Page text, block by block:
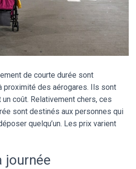
de courte durée sont
proximité des aérogares. Ils sont
coût. Relativement chers, ces
sont destinés aux personnes qui
quelqu’un. Les prix varient
journée